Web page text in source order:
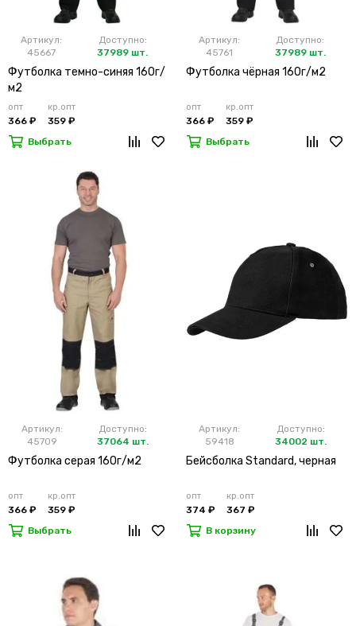
Артикул:
45667
Доступно:
37989 шт.
Футболка темно-синяя 160г/
м2
опт
366 ₽
кр.опт
359 ₽
Выбрать
Артикул:
45761
Доступно:
37989 шт.
Футболка чёрная 160г/м2
опт
366 ₽
кр.опт
359 ₽
Выбрать
Артикул:
45709
Доступно:
37064 шт.
Футболка серая 160г/м2
опт
366 ₽
кр.опт
359 ₽
Выбрать
Артикул:
59418
Доступно:
34002 шт.
Бейсболка Standard, черная
опт
374 ₽
кр.опт
367 ₽
В корзину